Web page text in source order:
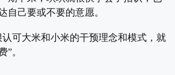
自己要或不要的意愿。
可大米和小米的干预理念和模式，就
”。